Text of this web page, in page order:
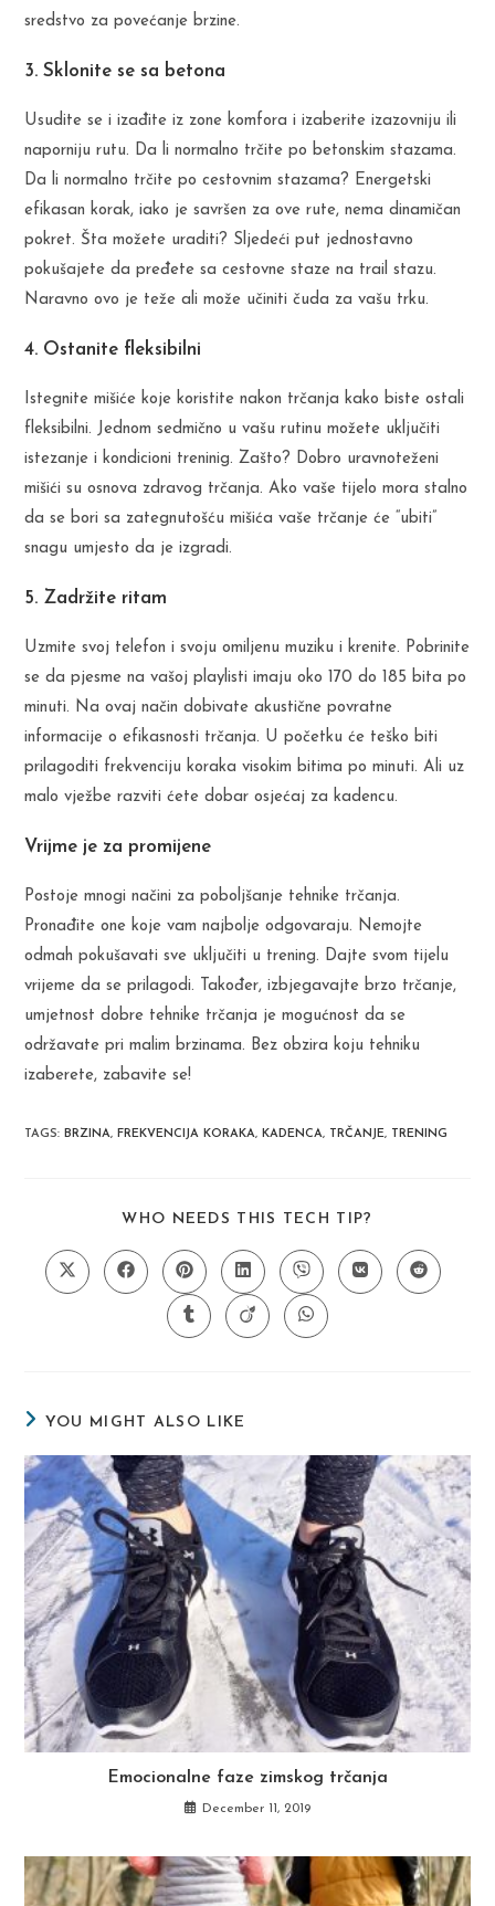
sredstvo za povećanje brzine.
3. Sklonite se sa betona
Usudite se i izađite iz zone komfora i izaberite izazovniju ili
naporniju rutu. Da li normalno trčite po betonskim stazama.
Da li normalno trčite po cestovnim stazama? Energetski
efikasan korak, iako je savršen za ove rute, nema dinamičan
pokret. Šta možete uraditi? Sljedeći put jednostavno
pokušajete da pređete sa cestovne staze na trail stazu.
Naravno ovo je teže ali može učiniti čuda za vašu trku.
4. Ostanite fleksibilni
Istegnite mišiće koje koristite nakon trčanja kako biste ostali
fleksibilni. Jednom sedmično u vašu rutinu možete uključiti
istezanje i kondicioni treninig. Zašto? Dobro uravnoteženi
mišići su osnova zdravog trčanja. Ako vaše tijelo mora stalno
da se bori sa zategnutošću mišića vaše trčanje će “ubiti”
snagu umjesto da je izgradi.
5. Zadržite ritam
Uzmite svoj telefon i svoju omiljenu muziku i krenite. Pobrinite
se da pjesme na vašoj playlisti imaju oko 170 do 185 bita po
minuti. Na ovaj način dobivate akustične povratne
informacije o efikasnosti trčanja. U početku će teško biti
prilagoditi frekvenciju koraka visokim bitima po minuti. Ali uz
malo vježbe razviti ćete dobar osjećaj za kadencu.
Vrijme je za promijene
Postoje mnogi načini za poboljšanje tehnike trčanja.
Pronađite one koje vam najbolje odgovaraju. Nemojte
odmah pokušavati sve uključiti u trening. Dajte svom tijelu
vrijeme da se prilagodi. Također, izbjegavajte brzo trčanje,
umjetnost dobre tehnike trčanja je mogućnost da se
održavate pri malim brzinama. Bez obzira koju tehniku
izaberete, zabavite se!
TAGS:BRZINA, FREKVENCIJA KORAKA, KADENCA, TRČANJE, TRENING
WHO NEEDS THIS TECH TIP?
CONTENT
Opens
in
Opens
in
Opens
in
a
new
window
Opens
in
a
new
window
Opens
in
a
new
window
Opens
in
Opens
in
Opens
in
Opens
in
Opens
in
YOU MIGHT ALSO LIKE
Emocionalne faze zimskog trčanja
December 11, 2019